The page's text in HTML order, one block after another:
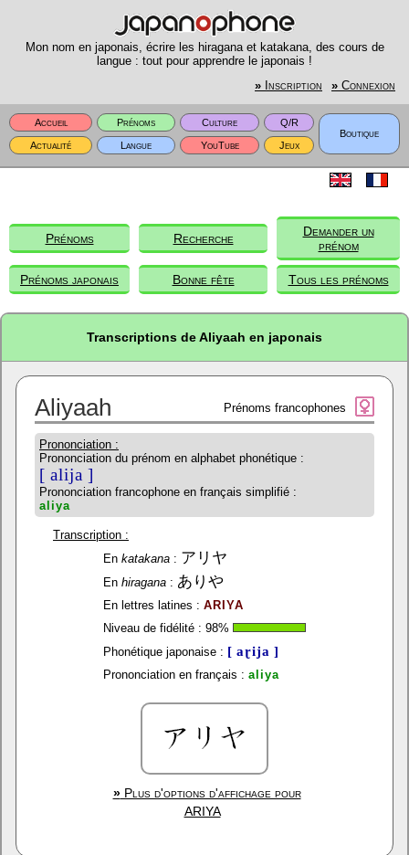
Mon nom en japonais, écrire les hiragana et katakana, des cours de
langue : tout pour apprendre le japonais !
» Inscription » Connexion
Accueil Prénoms Culture
Q/R
Boutique
Actualité
Langue YouTube Jeux
Prénoms Recherche
Demander un
prénom
Prénoms japonais Bonne fête Tous les prénoms
Transcriptions de Aliyaah en japonais
Aliyaah Prénoms francophones
Prononciation :
Prononciation du prénom en alphabet phonétique :
[ alija ]
Prononciation francophone en français simplifié :
aliya
Transcription :
En katakana : アリヤ
En hiragana : ありや
En lettres latines : ARIYA
Niveau de fidélité : 98%
Phonétique japonaise : [ aɽija ]
Prononciation en français : aliya
»Plus d'options d'affichage pour
ARIYA